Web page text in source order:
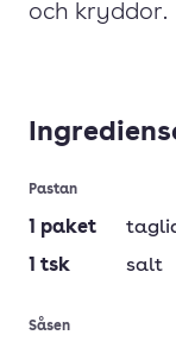
och kryddor.
Pastan
1 paket
1 tsk salt
Såsen